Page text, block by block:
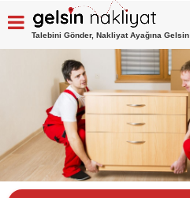
Talebini Gönder, Nakliyat Ayağına Gelsin